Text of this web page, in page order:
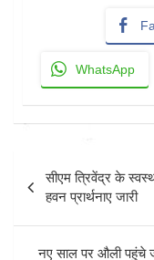
WhatsApp
Post
navigation
सीएम त्रिवेंद्र के
हवन प्रार्थनाए जारी
नए साल पर औली पहुंचे